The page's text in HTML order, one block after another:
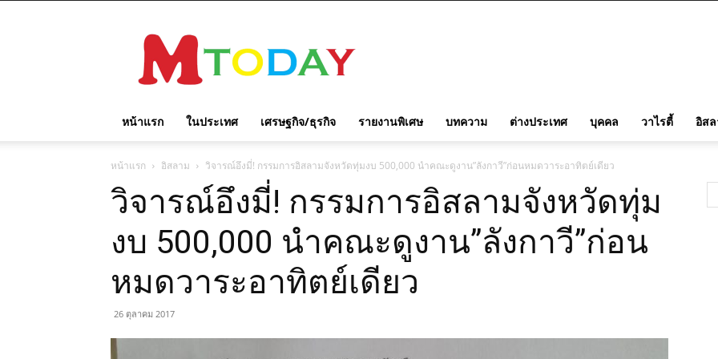
TODAY
หน้าแรก ในประเทศ เศรษฐกิจ/ธุรกิจ รายงานพิเศษ บทความ ต่างประเทศ บุคคล วาไรตี้ อิส
หน้าแรก อิสลาม วิจารณ์อึงมี่! กรรมการอิสลามจังหวัดทุ่มงบ 500,000 นำคณะดูงาน”ลังกาวี”ก่อนหมดวาระอาทิตย์เดียว
วิจารณ์อึงมี่! กรรมการอิสลามจังหวัดทุ่ม
งบ 500,000 นำคณะดูงาน”ลังกาวี”ก่อน
หมดวาระอาทิตย์เดียว
26 ตุลาคม 2017